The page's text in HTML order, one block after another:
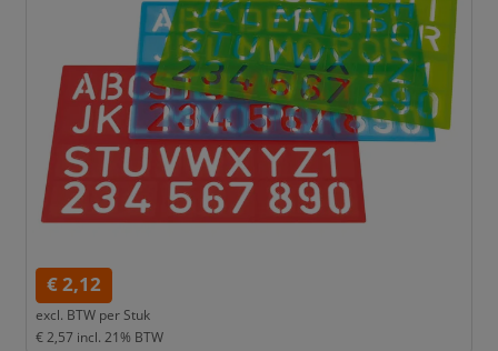
€ 2,12
excl. BTW per Stuk
€ 2,57 incl. 21% BTW